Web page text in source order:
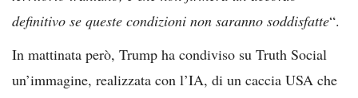
definitivo se queste condizioni non saranno soddisfatte“.
In mattinata però, Trump ha condiviso su Truth Social
un’immagine, realizzata con l’IA, di un caccia USA che